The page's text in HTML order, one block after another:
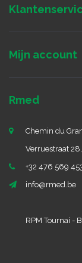
Mijn account
Rmed
Chemin du
Verruestraat
+32 476 569
info@rmed.be
RPM Tournai -